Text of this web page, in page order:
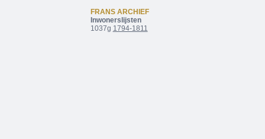
FRANS ARCHIEF
Inwonerslijsten
1037g 1794-1811